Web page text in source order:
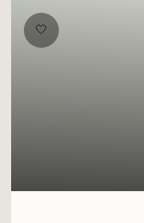
🤍